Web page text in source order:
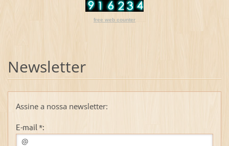
free web counter
Newsletter
Assine a nossa newsletter:
E-mail *: